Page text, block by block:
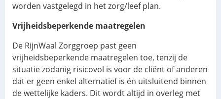
worden vastgelegd in het zorg/leef plan.
Vrijheidsbeperkende maatregelen
De RijnWaal Zorggroep past geen
vrijheidsbeperkende maatregelen toe, tenzij de
situatie zodanig risicovol is voor de cliënt of anderen
dat er geen enkel alternatief is én uitsluitend binnen
de wettelijke kaders. Dit wordt altijd in overleg met